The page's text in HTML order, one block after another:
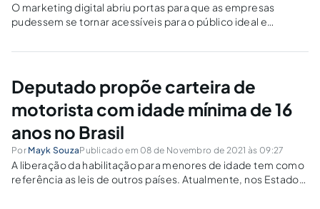
O marketing digital abriu portas para que as empresas
pudessem se tornar acessíveis para o público ideal e
qualidade e não na quantidade.
Deputado propõe carteira de
motorista com idade mínima de 16
anos no Brasil
Por Mayk SouzaPublicado em 08 de Novembro de 2021 às 09:27
A liberação da habilitação para menores de idade tem como
referência as leis de outros países. Atualmente, nos Estados